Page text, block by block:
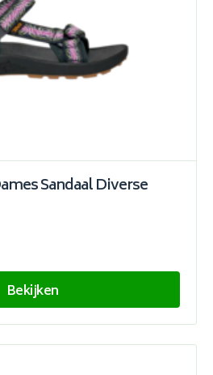
Sandaal Diverse
Bekijken